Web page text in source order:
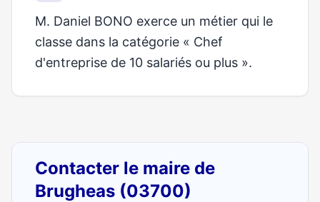
M. Daniel BONO exerce un métier qui le
classe dans la catégorie « Chef
d'entreprise de 10 salariés ou plus ».
Contacter le maire de
Brugheas (03700)